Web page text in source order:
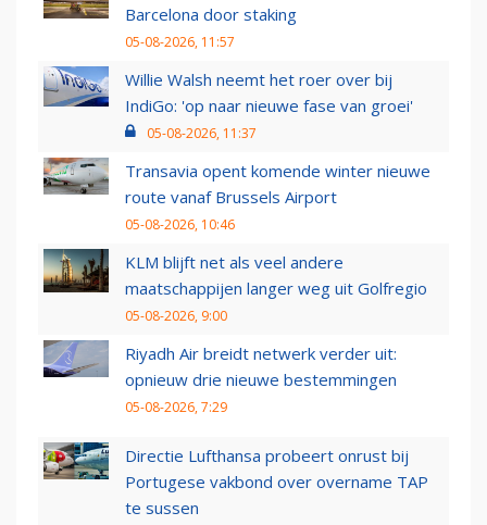
Barcelona door staking
05-08-2026, 11:57
Willie Walsh neemt het roer over bij
IndiGo: 'op naar nieuwe fase van groei'
05-08-2026, 11:37
Transavia opent komende winter nieuwe
route vanaf Brussels Airport
05-08-2026, 10:46
KLM blijft net als veel andere
maatschappijen langer weg uit Golfregio
05-08-2026, 9:00
Riyadh Air breidt netwerk verder uit:
opnieuw drie nieuwe bestemmingen
05-08-2026, 7:29
Directie Lufthansa probeert onrust bij
Portugese vakbond over overname TAP
te sussen